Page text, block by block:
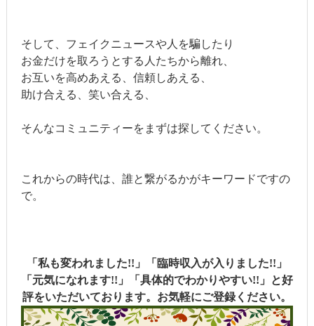
そして、フェイクニュースや人を騙したり
お金だけを取ろうとする人たちから離れ、
お互いを高めあえる、信頼しあえる、
助け合える、笑い合える、
そんなコミュニティーをまずは探してください。
これからの時代は、誰と繋がるかがキーワードですの
で。
「私も変われました!!」「臨時収入が入りました!!」
「元気になれます!!」「具体的でわかりやすい!!」と好
評をいただいております。お気軽にご登録ください。